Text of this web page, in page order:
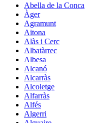
Abella de la Conca
Àger
Agramunt
Aitona
Alàs i Cerc
Albatàrrec
Albesa
Alcanó
Alcarràs
Alcoletge
Alfarràs
Alfés
Algerri